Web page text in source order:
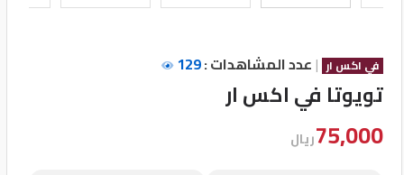
مستعملة
تسجيل
الدخول
English
في اكس ار | عدد المشاهدات :129
تويوتا في اكس ار
75,000ريال